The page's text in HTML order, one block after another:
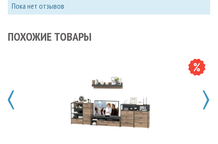
Пока нет отзывов
ПОХОЖИЕ ТОВАРЫ